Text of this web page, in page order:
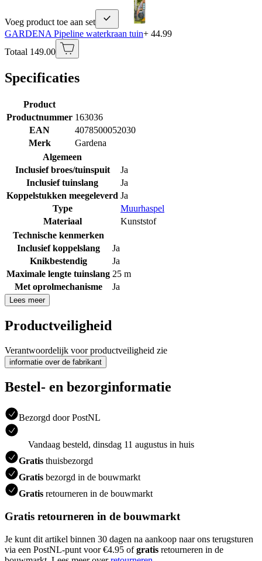
Voeg product toe aan set
GARDENA Pipeline waterkraan tuin+ 44.99
Totaal 149.00
Specificaties
Product
Productnummer 163036
EAN
4078500052030
Merk
Gardena
Algemeen
Inclusief broes/tuinspuit
Ja
Inclusief tuinslang
Ja
Koppelstukken meegeleverd Ja
Type
Muurhaspel
Materiaal
Kunststof
Technische kenmerken
Inclusief koppelslang
Ja
Knikbestendig
Ja
Maximale lengte tuinslang 25 m
Met oprolmechanisme
Ja
Lees meer
Productveiligheid
Verantwoordelijk voor productveiligheid zie
informatie over de fabrikant
Bestel- en bezorginformatie
Bezorgd door PostNL
Vandaag besteld, dinsdag 11 augustus in huis
Gratis thuisbezorgd
Gratis bezorgd in de bouwmarkt
Gratis retourneren in de bouwmarkt
Gratis retourneren in de bouwmarkt
Je kunt dit artikel binnen 30 dagen na aankoop naar ons terugsturen
via een PostNL-punt voor €4.95 ofgratis retourneren in de